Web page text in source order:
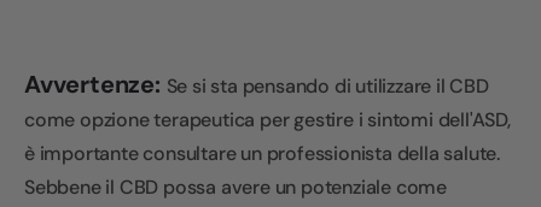
Avvertenze: Se si sta pensando di utilizzare il CBD
come opzione terapeutica per gestire i sintomi dell'ASD,
è importante consultare un professionista della salute.
Sebbene il CBD possa avere un potenziale come